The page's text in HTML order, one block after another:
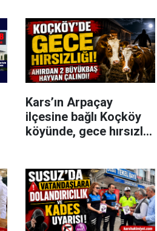
Kars’ın Arpaçay
ilçesine bağlı Koçköy
köyünde, gece hırsızlık